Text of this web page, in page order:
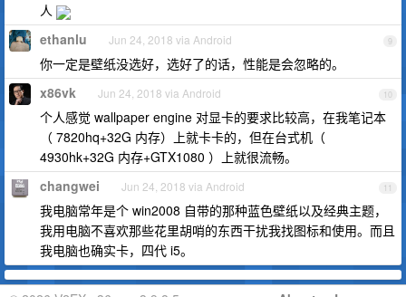
人
9
ethanlu Jun 24, 2018 via Android
你一定是壁纸没选好，选好了的话，性能是会忽略的。
10
x86vk Jun 24, 2018 via Android
个人感觉 wallpaper engine 对显卡的要求比较高，在我笔记本
（ 7820hq+32G 内存）上就卡卡的，但在台式机（
4930hk+32G 内存+GTX1080 ）上就很流畅。
11
changwei Jun 24, 2018 via Android
我电脑常年是个 win2008 自带的那种蓝色壁纸以及经典主题，
我用电脑不喜欢那些花里胡哨的东西干扰我找图标和使用。而且
我电脑也确实卡，四代 i5。